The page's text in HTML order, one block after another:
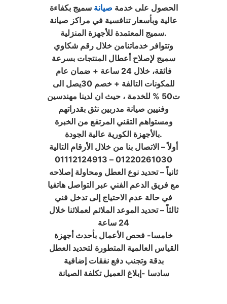
الحصول على خدمة صيانة سميج بكفاءة
عالية وبأسعار تنافسية في مراكز صيانة
سميج المعتمدة للأجهزة المنزلية.
وتتوافر خدماتنامن خلال رقم شكاوي
سميج لإصلاح أعطال المنتجات بسرعة
فائقة، خلال 24 ساعة + ضمان عام
للمكونات التالفة + خصم 30يصل الى
ت50 % للخدمة ، حيث ان لدينا مهندسين
وفنيين صيانة مدربين نثق بقدراتهم
ومستواهم التقني المرتفع من الخبرة
بالأجهزة الكورية عالية الجودة.
أولاً – الاتصال بنا من خلال الأرقام التالية
01220261030 – 01112124913
ثانياً – تحديد نوع العطل ومحاولة إصلاحه
مع فريق الدعم الفني عبر التواصل هاتفيا
في حالة عدم الاحتياج إلى تدخل فني
ثالثاً – تحديد الموعد الملائم لعملائنا خلال
24 ساعة
خامسا- فحص الأعمال بأحدث أجهزة
القياس العالمية المتطورة لتحديد العطل
بدقة وتجنب دفع نفقات إضافية
سادسا -إبلاغ العميل تكلفة الصيانة